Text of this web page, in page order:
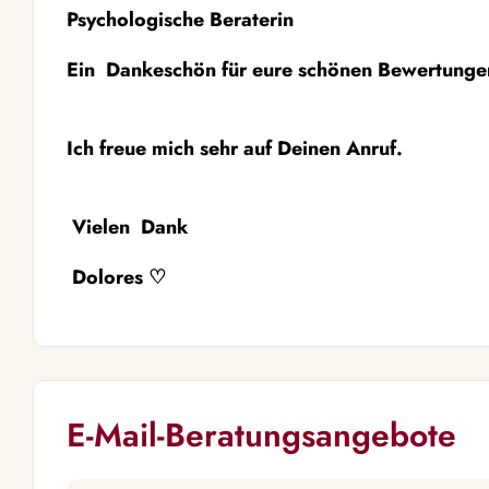
Psychologische Beraterin
Ein Dankeschön für eure schönen
Ich freue mich sehr auf Deinen Anruf.
Vielen Dank
Dolores ♡
E-Mail-Beratungsangebote